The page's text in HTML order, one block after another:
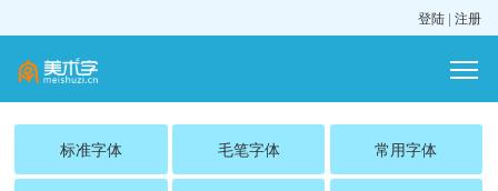
登陆 | 注册
标准字体 毛笔字体 常用字体